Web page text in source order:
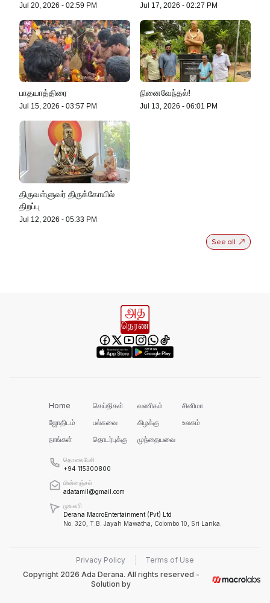
Jul 20, 2026 - 02:59 PM Jul 17, 2026 - 02:27 PM
பாதயாத்திரை
Jul 15, 2026 - 03:57 PM
நினைவேந்தல்!
Jul 13, 2026 - 06:01 PM
திருவள்ளுவர் திருக்கோயில்
திறப்பு
Jul 12, 2026 - 05:33 PM
See all
Home செய்திகள் வணிகம்
சினிமா
ஜோதிடம்
பல்சுவை கிழக்கு
உலகம்
நாங்கள்
தொடர்புக்கு முந்தையவை
தொலைபேசி
+94 115300800
மின்னஞ்சல்
adatamil@gmail.com
முகவரி
Derana MacroEntertainment (Pvt) Ltd
No. 320, T.B. Jayah Mawatha, Colombo 10, Sri Lanka.
Privacy Policy
Terms of Use
Copyright 2026 Ada Derana. All rights reserved -
Solution by